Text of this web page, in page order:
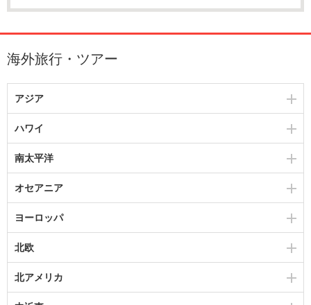
海外旅行・ツアー
アジア
ハワイ
南太平洋
オセアニア
ヨーロッパ
北欧
北アメリカ